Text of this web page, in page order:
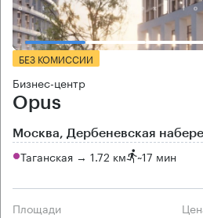
БЕЗ КОМИССИИ
Бизнес-центр
Opus
Москва, Дербеневская
Таганская → 1.72 км ~17 мин
Площади